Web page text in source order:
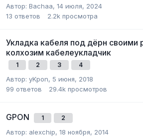
Автор: Bachaa, 14 июля, 2024
13 ответов 2.2k просмотра
Укладка кабеля под дёрн своими
колхозим кабелеукладчик
1 2 3 4
Автор: yKpon, 5 июня, 2018
99 ответов 29.4k просмотров
GPON 1 2
Автор: alexchip, 18 ноября, 2014